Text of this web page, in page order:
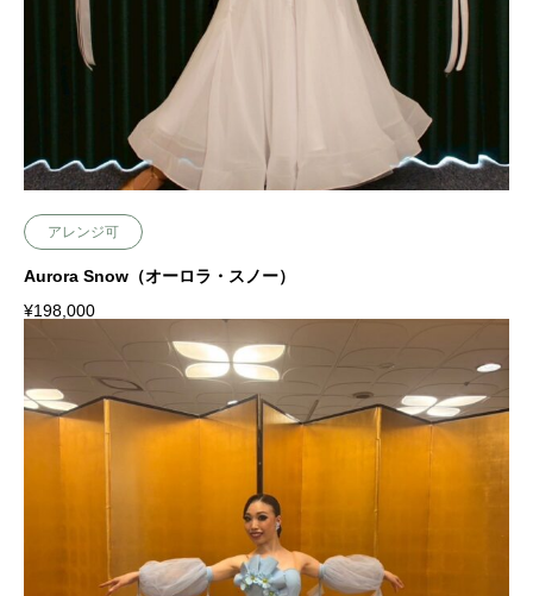
アレンジ可
Aurora Snow（オーロラ・スノー）
¥198,000